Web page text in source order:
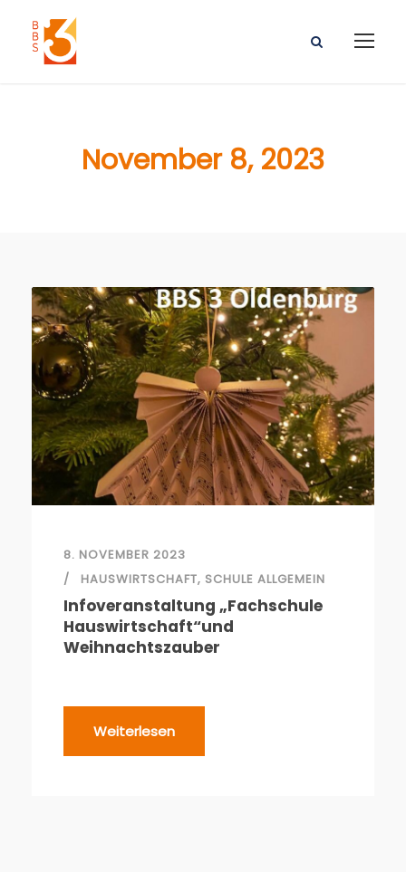
November 8, 2023
8. NOVEMBER 2023
HAUSWIRTSCHAFT, SCHULE ALLGEMEIN
Infoveranstaltung „Fachschule
Hauswirtschaft“und
Weihnachtszauber
Weiterlesen